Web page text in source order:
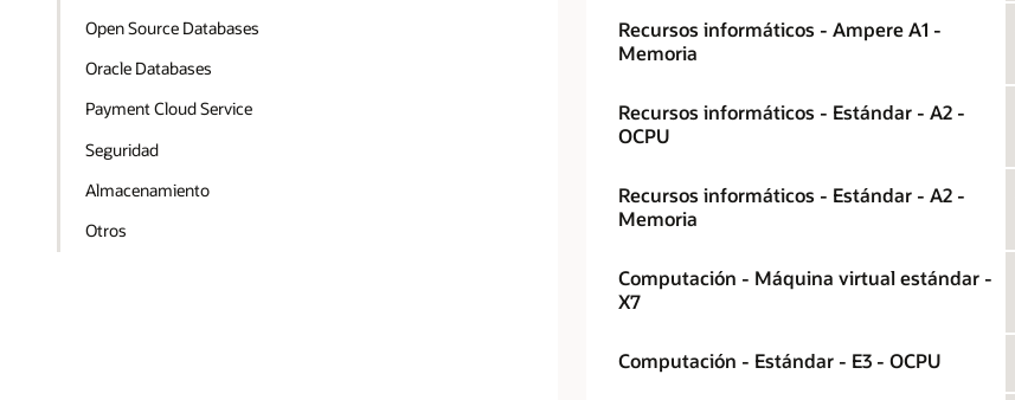
Open Source Databases
Oracle Databases
Payment Cloud Service
Seguridad
Almacenamiento
Otros
Recursos informáticos - Ampere A1 -
Memoria
Recursos informáticos - Estándar - A2 -
OCPU
Recursos informáticos - Estándar - A2 -
Memoria
Computación - Máquina virtual estándar -
X7
Computación - Estándar - E3 - OCPU